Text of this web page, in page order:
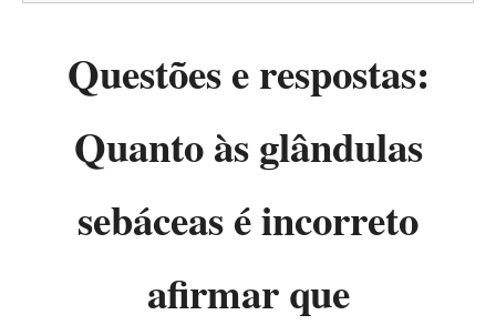
Questões e respostas:
Quanto às glândulas
sebáceas é incorreto
afirmar que